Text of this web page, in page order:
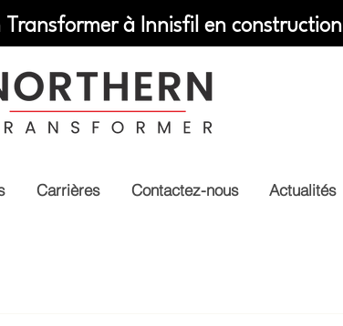
à Innisfil en construction
Carrières Contactez-nous Actualités